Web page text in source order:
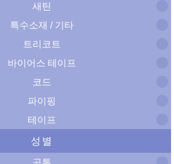
새틴
특수소재 / 기타
트리코트
바이어스 테이프
코드
파이핑
테이프
성별